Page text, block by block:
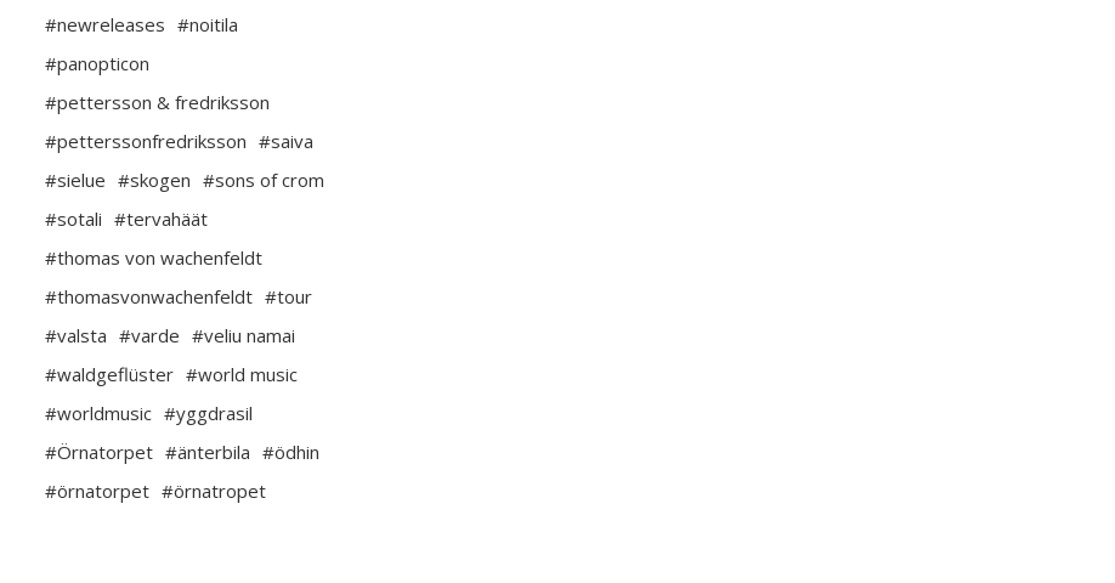
#newreleases #noitila
#panopticon
#pettersson & fredriksson
#petterssonfredriksson #saiva
#sielue #skogen #sons of crom
#sotali #tervahäät
#thomas von wachenfeldt
#thomasvonwachenfeldt #tour
#valsta #varde #veliu namai
#waldgeflüster #world music
#worldmusic #yggdrasil
#Örnatorpet #änterbila #ödhin
#örnatorpet #örnatropet